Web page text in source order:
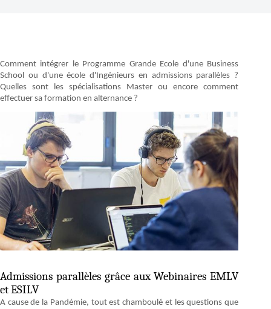
Comment intégrer le Programme Grande Ecole d'une Business
School ou d'une école d'Ingénieurs en admissions parallèles ?
Quelles sont les spécialisations Master ou encore comment
effectuer sa formation en alternance ?
Admissions parallèles grâce aux Webinaires EMLV
et ESILV
A cause de la Pandémie, tout est chamboulé et les questions que